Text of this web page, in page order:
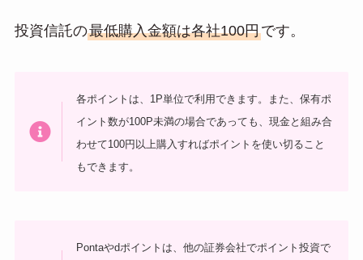
投資信託の最低購入金額は各社100円です。
各ポイントは、1P単位で利用できます。また、保有ポ
イント数が100P未満の場合であっても、現金と組み合
わせて100円以上購入すればポイントを使い切ること
もできます。
Pontaやdポイントは、他の証券会社でポイント投資で